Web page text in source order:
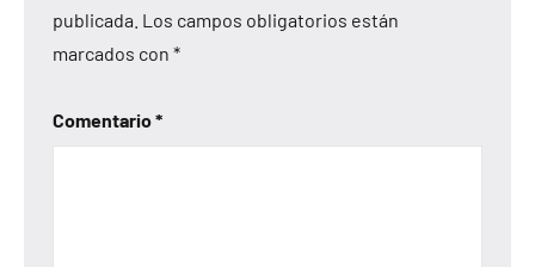
publicada. Los campos obligatorios están
marcados con *
Comentario*